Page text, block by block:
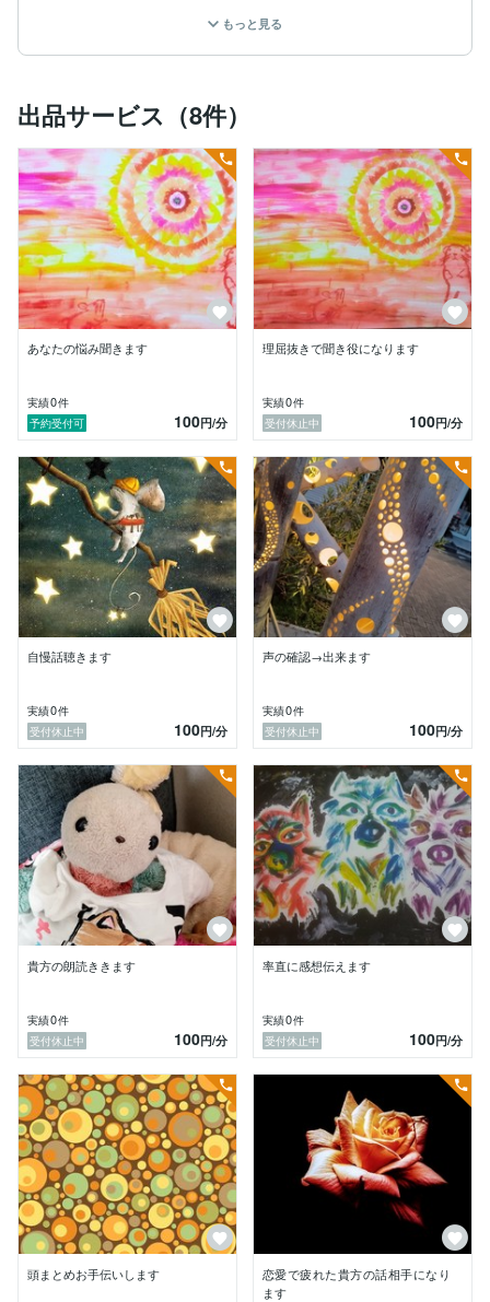
あなたが『求める』事を提供します。
商品は、１つにしております。
その意味は、ひとりひとり違うから。
話題を決めて話し出す事って。
煩わしく『難しい』時もありませんか？？
私の前職(理容師)では、
常に、前もっての情報なく、
傾聴したお話を元に
技術と話題を
提供しておりました。
あなたと出会いたい。
知って、手助け出来るなら
私は幸せです。
一后美智子
もっと見る
出品サービス（8件）
あなたの悩み聞きます
実績0件
予約受付可
100円/分
理屈抜きで聞き役になります
実績0件
受付休止中
100円/分
自慢話聴きます
実績0件
受付休止中
100円/分
声の確認→出来ます
実績0件
受付休止中
100円/分
貴方の朗読ききます
実績0件
受付休止中
100円/分
率直に感想伝えます
実績0件
受付休止中
100円/分
頭まとめお手伝いします
恋愛で疲れた貴方の話相手になり
ます